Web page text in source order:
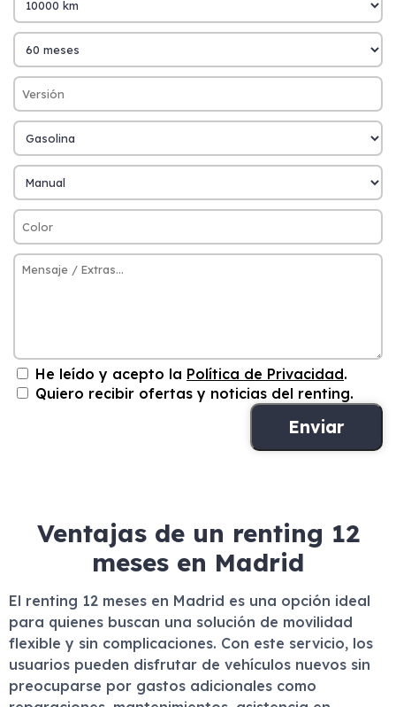
He leído y acepto la Política de Privacidad.
Quiero recibir ofertas y noticias del renting.
Ventajas de un renting 12
meses en Madrid
El renting 12 meses en Madrid es una opción ideal
para quienes buscan una solución de movilidad
flexible y sin complicaciones. Con este servicio, los
usuarios pueden disfrutar de vehículos nuevos sin
preocuparse por gastos adicionales como